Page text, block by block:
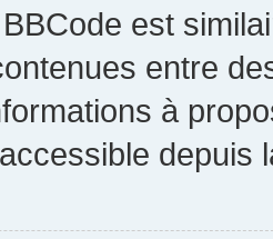
est
entre
à
depuis